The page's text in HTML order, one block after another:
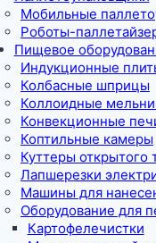
Мобильные
Роботы-
Пищевое
Индукционные
Колбасные шприцы
Коллоидные
Конвекционные
Коптильные камеры
Куттеры открытого
Лапшерезки
Машины для
Оборудование для
Картофелечистки